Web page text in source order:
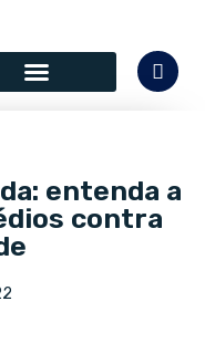
entenda a
contra